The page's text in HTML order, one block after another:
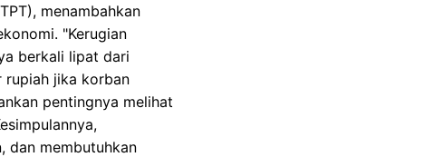
menambahkan
"Kerugian
berkali lipat dari
rupiah jika korban
pentingnya melihat
dan membutuhkan